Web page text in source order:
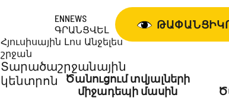
Հյուսիսային Լոս Անջելես
շրջան
Տարածաշրջանային
կենտրոն
ENNEWS
ԳՐԱՆՑՎԵԼ
Ծանուցում տվյալների
միջադեպի մասին